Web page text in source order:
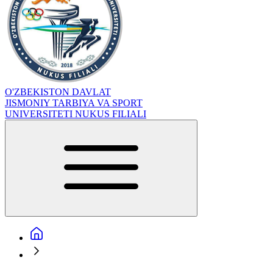
O'ZBEKISTON DAVLAT
JISMONIY TARBIYA VA SPORT
UNIVERSITETI NUKUS FILIALI